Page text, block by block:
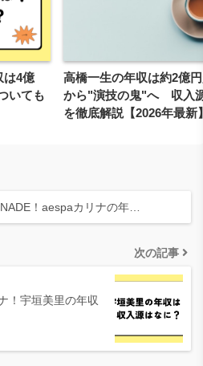
は4億
いても
高橋一生の年収は約2億
から"演技の鬼"へ 収入
を徹底解説【2026年最新
！aespaカリナの年…
次の記事
！宇垣美里の年収